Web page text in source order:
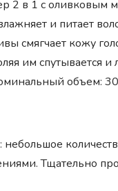
2 в 1 с оливковым
и питает
смягчает кожу
им спутывается и
объем:
небольшое
Тщательно